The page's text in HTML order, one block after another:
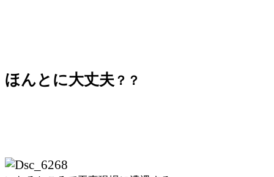
ほんとに大丈夫 ？？